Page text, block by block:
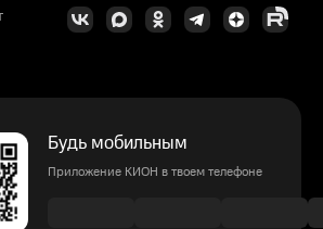
Будь мобильным
Приложение КИОН в твоем телефоне